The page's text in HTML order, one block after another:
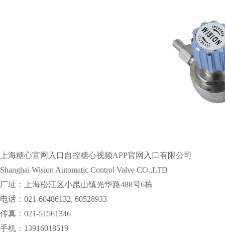
上海糖心官网入口自控糖心视频APP官网入口有限公司
Shanghai Wision Automatic Control Valve CO.,LTD
厂址：上海松江区小昆山镇光华路488号6栋
电话：021-60486132, 60528933
传真：021-51561346
手机：13916018519